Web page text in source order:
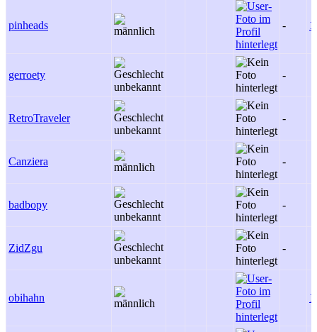
pinheads -
gerroety -
RetroTraveler -
Canziera -
badbopy -
ZidZgu -
obihahn